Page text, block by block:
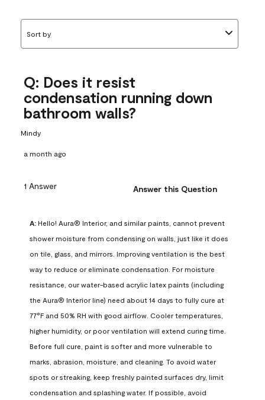
Sort by
Q: Does it resist
condensation running down
bathroom walls?
Mindy
a month ago
1 Answer Answer this Question
A: Hello! Aura® Interior, and similar paints, cannot prevent
shower moisture from condensing on walls, just like it does
on tile, glass, and mirrors. Improving ventilation is the best
way to reduce or eliminate condensation. For moisture
resistance, our water-based acrylic latex paints (including
the Aura® Interior line) need about 14 days to fully cure at
77°F and 50% RH with good airflow. Cooler temperatures,
higher humidity, or poor ventilation will extend curing time.
Before full cure, paint is softer and more vulnerable to
marks, abrasion, moisture, and cleaning. To avoid water
spots or streaking, keep freshly painted surfaces dry, limit
condensation and splashing water. If possible, avoid